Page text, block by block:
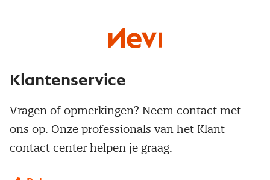
Klantenservice
Vragen of opmerkingen? Neem contact met
ons op. Onze professionals van het Klant
contact center helpen je graag.